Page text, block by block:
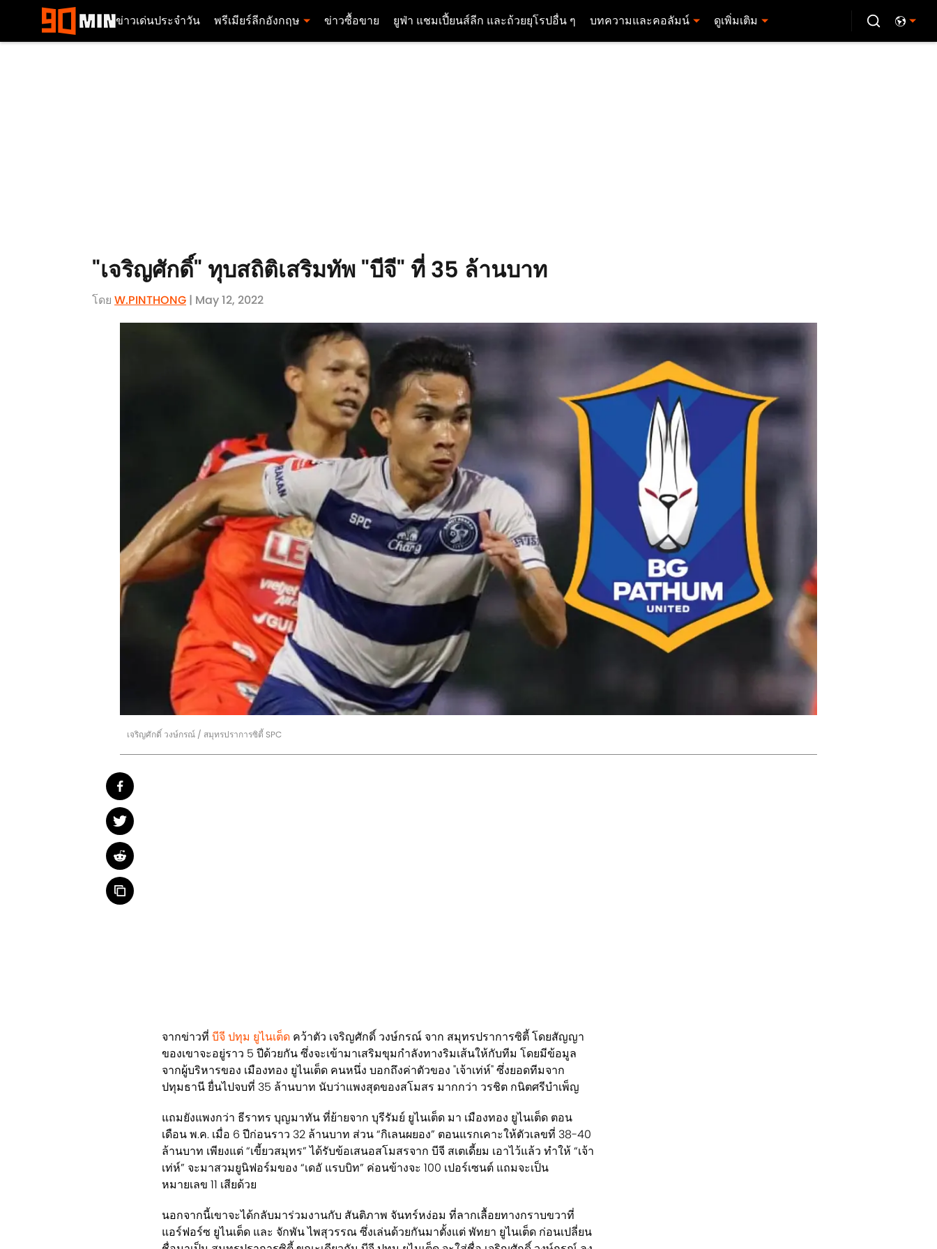
ข่าวเด่นประจำวัน พรีเมียร์ลีกอังกฤษ ข่าวซื้อขาย ยูฟ่า แชมเปี้ยนส์ลีก และถ้วยยุโรปอื่น ๆ บทความและคอลัมน์ ดูเพิ่มเติม
"เจริญศักดิ์" ทุบสถิติเสริมทัพ "บีจี" ที่ 35 ล้านบาท
โดย W.PINTHONG | May 12, 2022
เจริญศักดิ์ วงษ์กรณ์ / สมุทรปราการซิตี้ SPC
จากข่าวที่ บีจี ปทุม ยูไนเต็ด คว้าตัว เจริญศักดิ์ วงษ์กรณ์ จาก สมุทรปราการซิตี้ โดยสัญญา
ของเขาจะอยู่ราว 5 ปีด้วยกัน ซึ่งจะเข้ามาเสริมขุมกำลังทางริมเส้นให้กับทีม โดยมีข้อมูล
จากผู้บริหารของ เมืองทอง ยูไนเต็ด คนหนึ่ง บอกถึงค่าตัวของ "เจ้าเท่ห์" ซึ่งยอดทีมจาก
ปทุมธานี ยื่นไปจบที่ 35 ล้านบาท นับว่าแพงสุดของสโมสร มากกว่า วรชิต กนิตศรีบำเพ็ญ
แถมยังแพงกว่า ธีราทร บุญมาทัน ที่ย้ายจาก บุรีรัมย์ ยูไนเต็ด มา เมืองทอง ยูไนเต็ด ตอน
เดือน พ.ค. เมื่อ 6 ปีก่อนราว 32 ล้านบาท ส่วน “กิเลนผยอง” ตอนแรกเคาะให้ตัวเลขที่ 38-40
ล้านบาท เพียงแต่ “เขี้ยวสมุทร” ได้รับข้อเสนอสโมสรจาก บีจี สเตเดี้ยม เอาไว้แล้ว ทำให้ “เจ้า
เท่ห์” จะมาสวมยูนิฟอร์มของ “เดอั แรบบิท” ค่อนข้างจะ 100 เปอร์เซนต์ แถมจะเป็น
หมายเลข 11 เสียด้วย
นอกจากนี้เขาจะได้กลับมาร่วมงานกับ สันติภาพ จันทร์หง่อม ที่ลากเลื้อยทางกราบขวาที่
แอร์ฟอร์ซ ยูไนเต็ด และ จักพัน ไพสุวรรณ ซึ่งเล่นด้วยกันมาตั้งแต่ พัทยา ยูไนเต็ด ก่อนเปลี่ยน